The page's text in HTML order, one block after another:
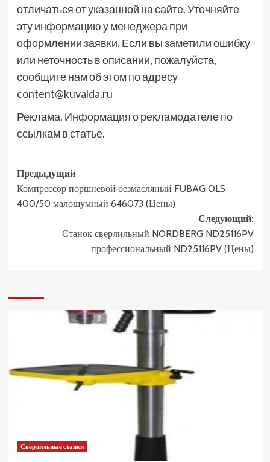
отличаться от указанной на сайте. Уточняйте
эту информацию у менеджера при
оформлении заявки. Если вы заметили ошибку
или неточность в описании, пожалуйста,
сообщите нам об этом по адресу
content@kuvalda.ru
Реклама. Информация о рекламодателе по
ссылкам в статье.
Навигация
записи
Предыдущий
Компрессор поршневой безмасляный FUBAG OLS
400/50 малошумный 646073 (Цены)
Следующий:
Станок сверлильный NORDBERG ND25116PV
профессиональный ND25116PV (Цены)
Сверлильные станки